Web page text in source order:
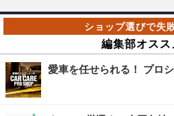
編集部オスス
愛車を任せられる！ プロ